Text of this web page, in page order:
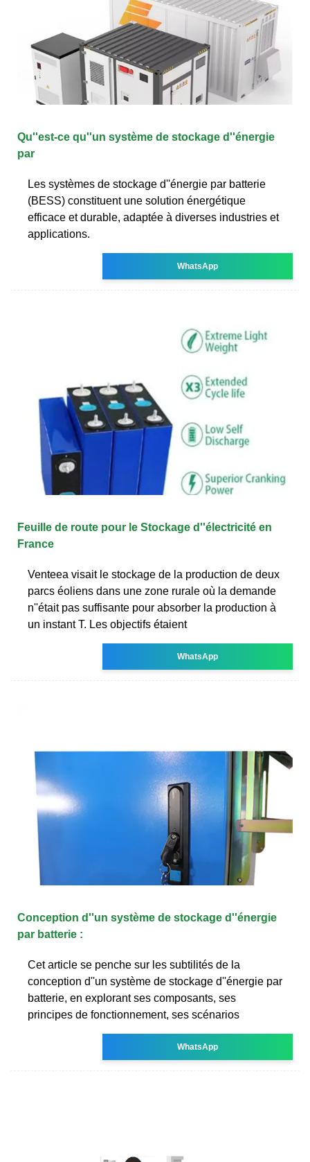
Qu''est-ce qu''un système de stockage d''énergie
par
Les systèmes de stockage d''énergie par batterie
(BESS) constituent une solution énergétique
efficace et durable, adaptée à diverses industries et
applications.
WhatsApp
Feuille de route pour le Stockage d''électricité en
France
Venteea visait le stockage de la production de deux
parcs éoliens dans une zone rurale où la demande
n''était pas suffisante pour absorber la production à
un instant T. Les objectifs étaient
WhatsApp
Conception d''un système de stockage d''énergie
par batterie :
Cet article se penche sur les subtilités de la
conception d''un système de stockage d''énergie par
batterie, en explorant ses composants, ses
principes de fonctionnement, ses scénarios
WhatsApp